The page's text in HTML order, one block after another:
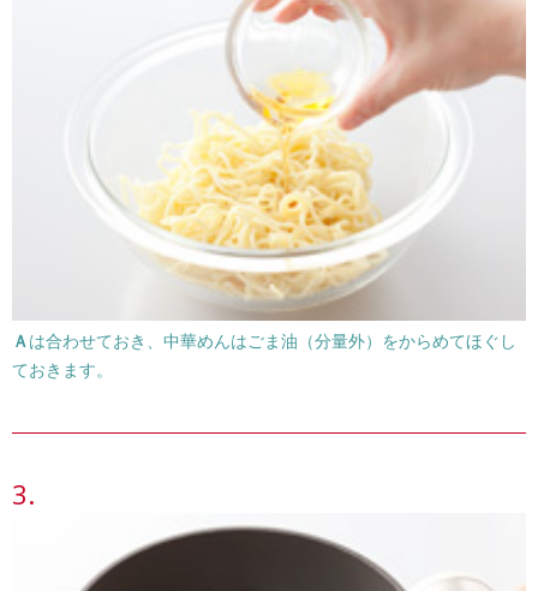
Ａは合わせておき、中華めんはごま油（分量外）をからめてほぐし
ておきます。